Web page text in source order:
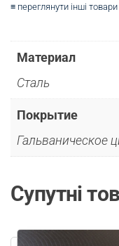
≡ переглянути інші товари
Материал
Сталь
Покрытие
Гальваническое
Супутні